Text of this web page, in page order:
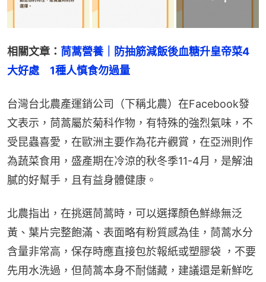
相關文章： 茼蒿營養｜防抽筋減飯後血糖升皇帝菜4
大好處　1種人慎食勿過量
台灣台北農產運銷公司（下稱北農）在Facebook發
文表示，茼蒿屬於菊科作物，有特殊的強烈氣味，不
受昆蟲喜愛，在歐洲主要作為花卉觀賞，在亞洲則作
為蔬菜食用，盛產期在冷涼的秋冬季11-4月，是解油
膩的好幫手，且有益身體健康。
北農指出，在挑選茼蒿時，可以選擇顏色鮮綠無泛
黃、葉片完整飽滿、表面略有粉質感為佳，茼蒿水分
含量非常高，保存時應直接包於報紙或塑膠袋 ，不要
先用水洗過，但茼蒿本身不耐儲藏，建議還是新鮮吃